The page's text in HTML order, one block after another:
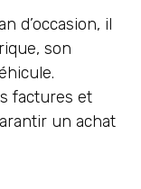
d’occasion, il
son
factures et
un achat